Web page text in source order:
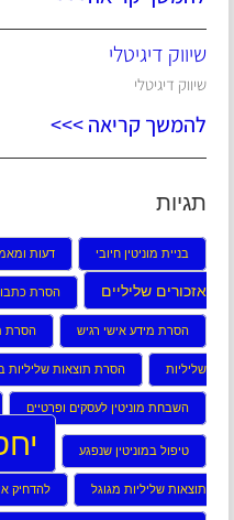
שיווק דיגיטלי
שיווק דיגיטלי
להמשך קריאה >>>
תגיות
בניית מוניטין חיובי דעות
אזכורים שליליים הסרת
הסרת מידע אישי רגיש הסרת
שליליות הסרת תוצאות שליליות
השבחת מוניטין לעסקים ופרטיים
טיפול במוניטין שנפגע
תוצאות שליליות מגוגל להדחיק